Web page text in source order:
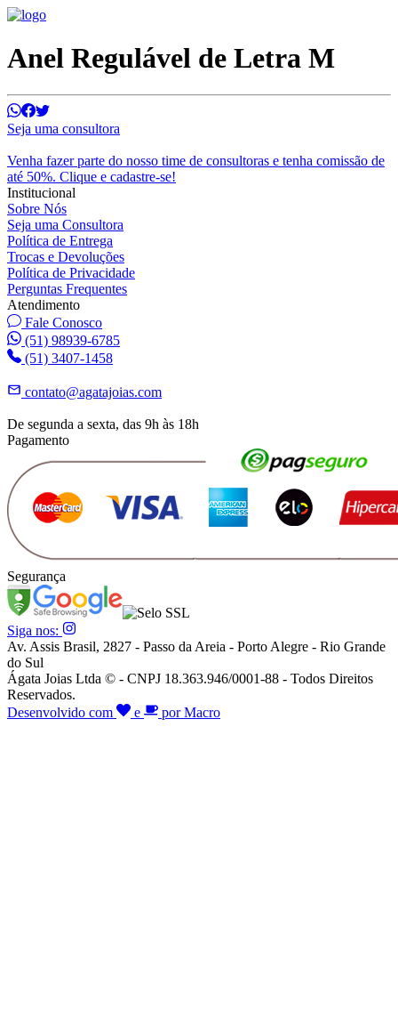
Anel Regulável de Letra M
Seja uma consultora
Venha fazer parte do nosso time de consultoras e tenha comissão de
até 50%. Clique e cadastre-se!
Institucional
Sobre Nós
Seja uma Consultora
Política de Entrega
Trocas e Devoluções
Política de Privacidade
Perguntas Frequentes
Atendimento
Fale Conosco
(51) 98939-6785
(51) 3407-1458
contato@agatajoias.com
De segunda a sexta, das 9h às 18h
Pagamento
Segurança
Siga nos:
Av. Assis Brasil, 2827 - Passo da Areia - Porto Alegre - Rio Grande
do Sul
Ágata Joias Ltda © - CNPJ 18.363.946/0001-88 - Todos Direitos
Reservados.
Desenvolvido com
e por Macro